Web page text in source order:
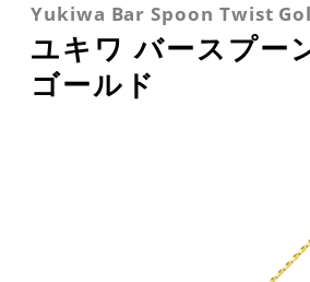
Yukiwa Bar Spoon Twist
ユキワ バースプー
ゴールド